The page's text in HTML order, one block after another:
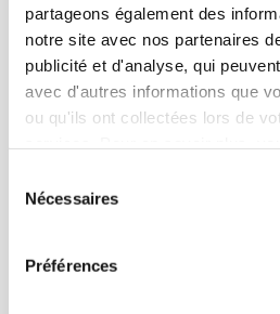
partageons également des
notre site avec nos partenaires
publicité et d'analyse, qui
avec d'autres informations que
ou qu'ils ont collectées lors de
Nécessaires
Préférences
Lieu Val d'Isère (Savoie)
Système
Triflex BFS
Période des travaux Mai 2017